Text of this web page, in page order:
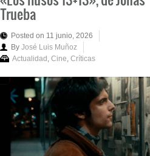
Trueba
Posted on 11 junio, 2026
By José Luis Muñoz
Actualidad Cine Críticas